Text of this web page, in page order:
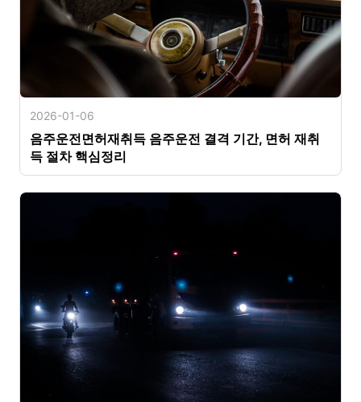
2026-01-06
음주운전면허재취득 음주운전 결격 기간, 면허 재취
득 절차 핵심정리